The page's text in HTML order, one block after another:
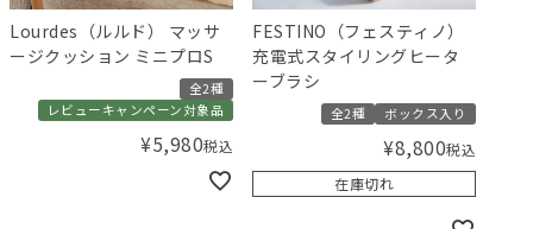
Lourdes（ルルド） マッサ
ージクッション ミニプロS
全2種
レビューキャンペーン対象品
¥5,980税込
FESTINO（フェスティノ）
充電式スタイリングヒータ
ーブラシ
全2種 ボックス入り
¥8,800税込
在庫切れ